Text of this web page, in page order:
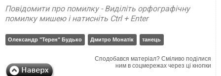
Повідомити про помилку - Виділіть орфографічну
помилку мишею і натисніть Ctrl + Enter
Олександр "Терен" Будько Дмитро Монатік танець
Сподобався матеріал? Сміливо поділися
ним в соцмережах через ці кнопки